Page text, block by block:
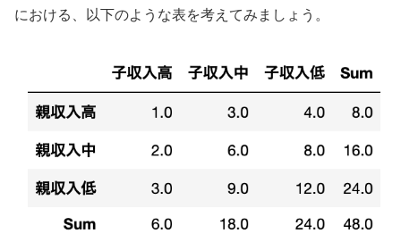
における、以下のような表を考えてみましょう。